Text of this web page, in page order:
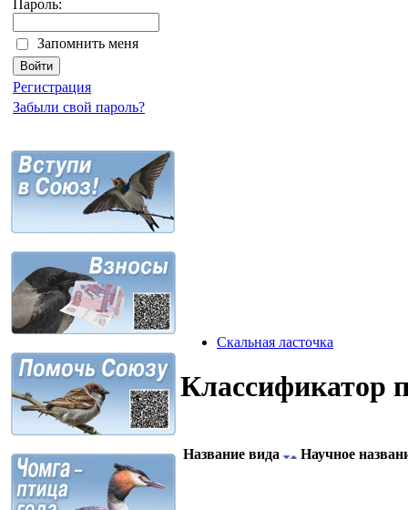
Пароль:
Запомнить меня
Регистрация
Забыли свой пароль?
Скальная ласточка
Классификатор
Название вида Научное